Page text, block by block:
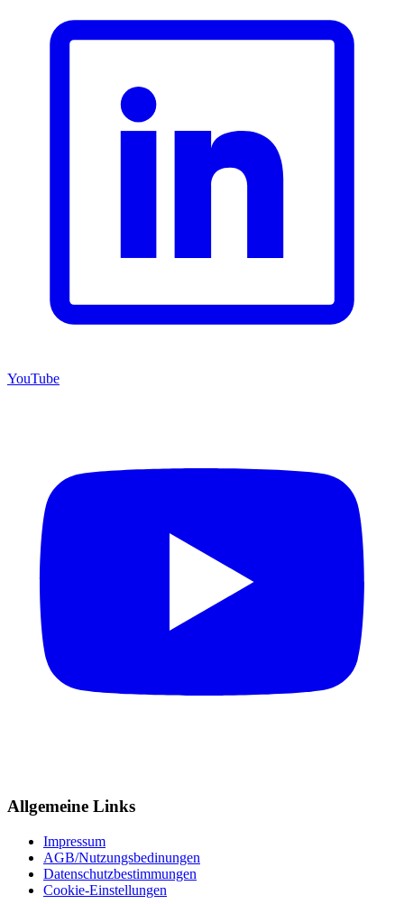
YouTube
Allgemeine Links
Impressum
AGB/Nutzungsbedinungen
Datenschutzbestimmungen
Cookie-Einstellungen